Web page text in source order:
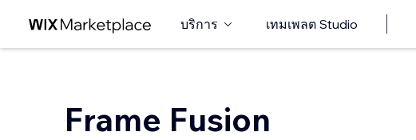
บริการ เทมเพลต Studio
Frame Fusion